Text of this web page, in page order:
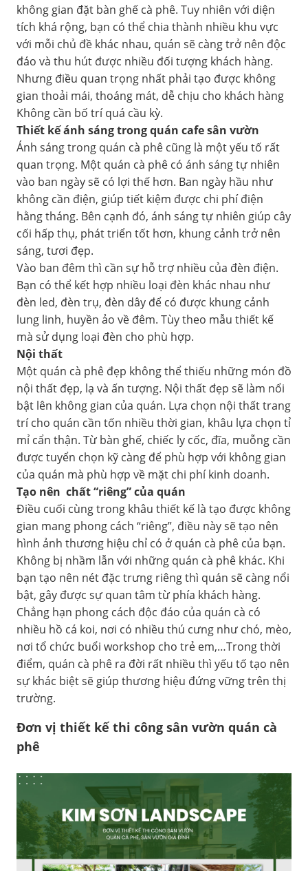
không gian đặt bàn ghế cà phê. Tuy nhiên với diện
tích khá rộng, bạn có thể chia thành nhiều khu vực
với mỗi chủ đề khác nhau, quán sẽ càng trở nên độc
đáo và thu hút được nhiều đối tượng khách hàng.
Nhưng điều quan trọng nhất phải tạo được không
gian thoải mái, thoáng mát, dễ chịu cho khách hàng
Không cần bố trí quá cầu kỳ.
Thiết kế ánh sáng trong quán cafe sân vườn
Ánh sáng trong quán cà phê cũng là một yếu tố rất
quan trọng. Một quán cà phê có ánh sáng tự nhiên
vào ban ngày sẽ có lợi thế hơn. Ban ngày hầu như
không cần điện, giúp tiết kiệm được chi phí điện
hằng tháng. Bên cạnh đó, ánh sáng tự nhiên giúp cây
cối hấp thụ, phát triển tốt hơn, khung cảnh trở nên
sáng, tươi đẹp.
Vào ban đêm thì cần sự hỗ trợ nhiều của đèn điện.
Bạn có thể kết hợp nhiều loại đèn khác nhau như
đèn led, đèn trụ, đèn dây để có được khung cảnh
lung linh, huyền ảo về đêm. Tùy theo mẫu thiết kế
mà sử dụng loại đèn cho phù hợp.
Nội thất
Một quán cà phê đẹp không thể thiếu những món đồ
nội thất đẹp, lạ và ấn tượng. Nội thất đẹp sẽ làm nổi
bật lên không gian của quán. Lựa chọn nội thất trang
trí cho quán cần tốn nhiều thời gian, khâu lựa chọn tỉ
mỉ cẩn thận. Từ bàn ghế, chiếc ly cốc, đĩa, muỗng cần
được tuyển chọn kỹ càng để phù hợp với không gian
của quán mà phù hợp về mặt chi phí kinh doanh.
Tạo nên chất “riêng” của quán
Điều cuối cùng trong khâu thiết kế là tạo được không
gian mang phong cách “riêng”, điều này sẽ tạo nên
hình ảnh thương hiệu chỉ có ở quán cà phê của bạn.
Không bị nhầm lẫn với những quán cà phê khác. Khi
bạn tạo nên nét đặc trưng riêng thì quán sẽ càng nổi
bật, gây được sự quan tâm từ phía khách hàng.
Chẳng hạn phong cách độc đáo của quán cà có
nhiều hồ cá koi, nơi có nhiều thú cưng như chó, mèo,
nơi tổ chức buổi workshop cho trẻ em,…Trong thời
điểm, quán cà phê ra đời rất nhiều thì yếu tố tạo nên
sự khác biệt sẽ giúp thương hiệu đứng vững trên thị
trường.
Đơn vị thiết kế thi công sân vườn quán cà
phê